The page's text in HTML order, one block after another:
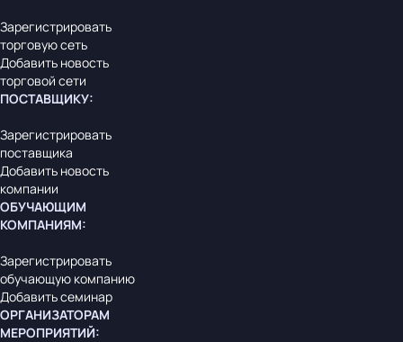
Зарегистрировать
торговую сеть
Добавить новость
торговой сети
ПОСТАВЩИКУ:
Зарегистрировать
поставщика
Добавить новость
компании
ОБУЧАЮЩИМ
КОМПАНИЯМ:
Зарегистрировать
обучающую компанию
Добавить семинар
ОРГАНИЗАТОРАМ
МЕРОПРИЯТИЙ: